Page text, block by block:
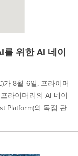
를 위한 AI 네이
가 8월 6일, 프라이머
라이머리의 AI 네이
Platform)의 독점 관